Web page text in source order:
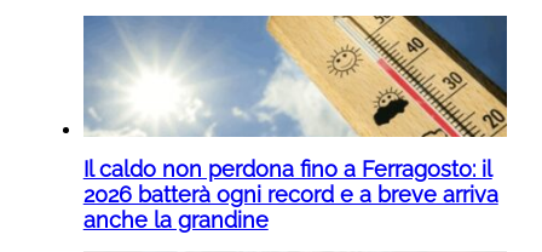
Il caldo non perdona fino a Ferragosto: il
2026 batterà ogni record e a breve arriva
anche la grandine